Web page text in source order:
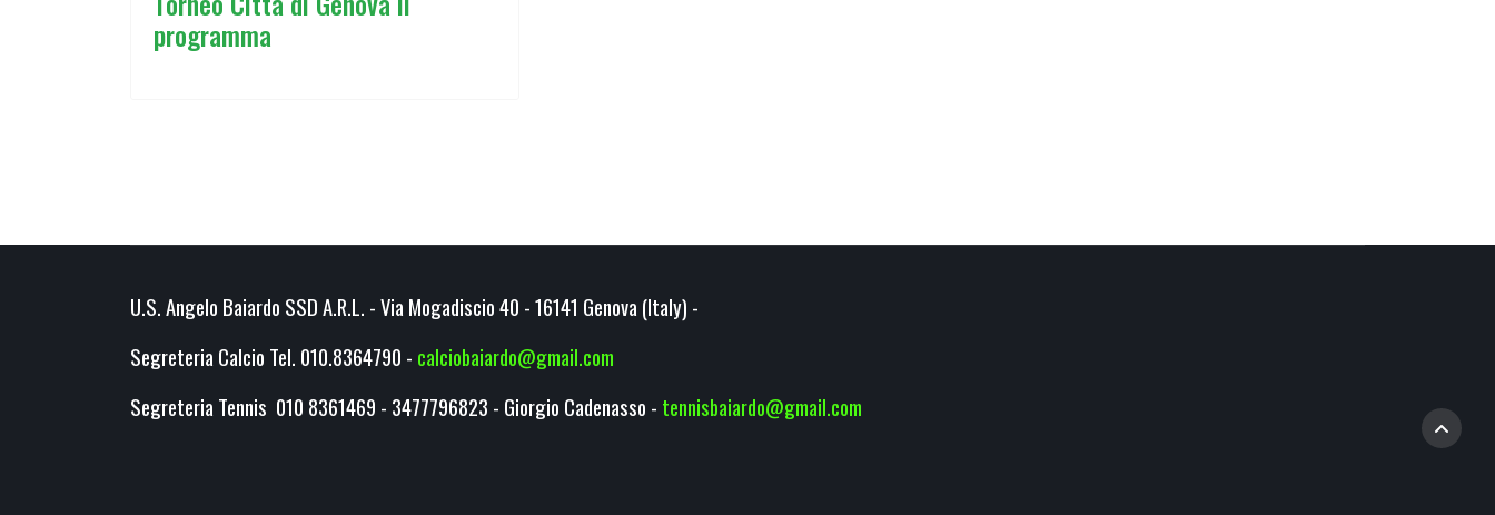
programma
U.S. Angelo Baiardo SSD A.R.L. - Via Mogadiscio 40 - 16141 Genova (Italy) -
Segreteria Calcio Tel. 010.8364790 - calciobaiardo@gmail.com
Segreteria Tennis 010 8361469 - 3477796823 - Giorgio Cadenasso - tennisbaiardo@gmail.com